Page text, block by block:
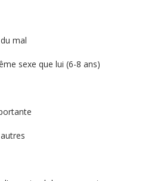
mal
sexe que lui (6-8 ans)